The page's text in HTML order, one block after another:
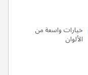
خيارات واسعة من
الألوان